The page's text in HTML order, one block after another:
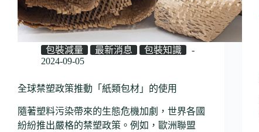
包裝減量 最新消息
包裝知識
2024-09-05
全球禁塑政策推動「紙類包材」的使用
隨著塑料污染帶來的生態危機加劇，世界各國
紛紛推出嚴格的禁塑政策。例如，歐洲聯盟